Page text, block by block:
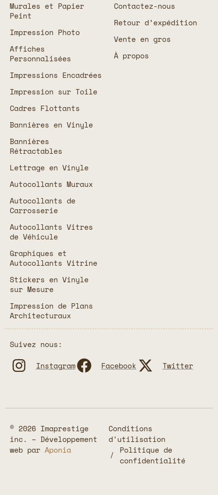
Murales et Papier
Peint
Impression Photo
Affiches
Personnalisées
Impressions Encadrées
Impression sur Toile
Cadres Flottants
Bannières en Vinyle
Bannières
Rétractables
Lettrage en Vinyle
Autocollants Muraux
Autocollants de
Carrosserie
Autocollants Vitres
de Véhicule
Graphiques et
Autocollants Vitrine
Stickers en Vinyle
sur Mesure
Impression de Plans
Architecturaux
Contactez-nous
Retour d’expédition
Vente en gros
À propos
Suivez nous:
Instagram
Facebook Twitter
© 2026 Imaprestige
inc. – Développement
web par Aponia
Conditions
d'utilisation
Politique de
confidentialité